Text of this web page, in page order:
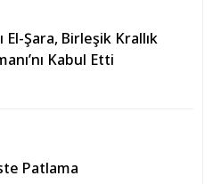
Şara, Birleşik Krallık
Kabul Etti
Patlama